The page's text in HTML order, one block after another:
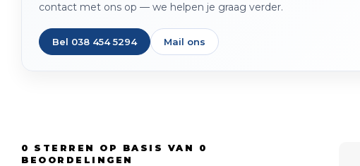
contact met ons op — we helpen je graag verder.
Bel 038 454 5294 Mail ons
0 STERREN OP BASIS VAN 0
BEOORDELINGEN